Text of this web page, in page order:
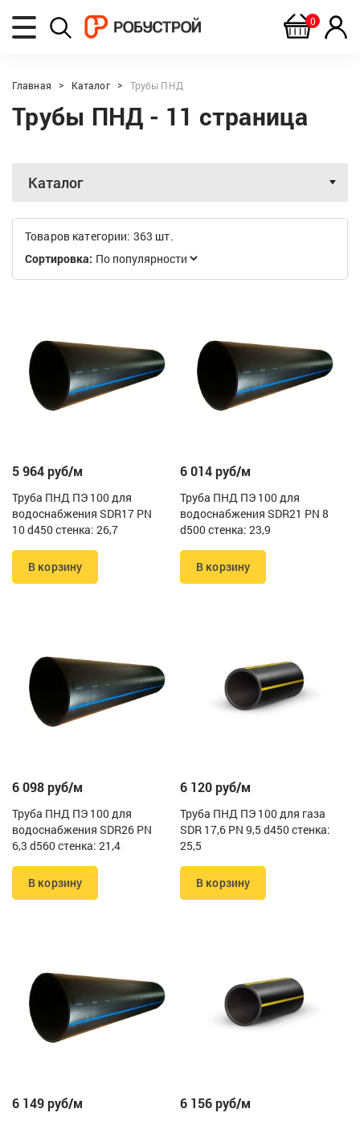
0
Главная Каталог Трубы ПНД
Трубы ПНД - 11 страница
Каталог
Товаров категории: 363 шт.
Сортировка:
5 964 руб/м
Труба ПНД ПЭ 100 для
водоснабжения SDR17 PN
10 d450 стенка: 26,7
В корзину
6 014 руб/м
Труба ПНД ПЭ 100 для
водоснабжения SDR21 PN 8
d500 стенка: 23,9
В корзину
6 098 руб/м
Труба ПНД ПЭ 100 для
водоснабжения SDR26 PN
6,3 d560 стенка: 21,4
В корзину
6 120 руб/м
Труба ПНД ПЭ 100 для газа
SDR 17,6 PN 9,5 d450 стенка:
25,5
В корзину
6 149 руб/м 6 156 руб/м